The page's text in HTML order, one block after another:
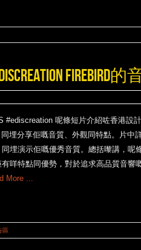
FIREBIRD
#ediscreation 呢條短片介紹咗香港設
埋分享佢嘅音質、外觀同特點。片中
埋演示佢嘅優秀音質。總括嚟講，呢
咩特點同優勢，對於追求高品質音響
More ...
區